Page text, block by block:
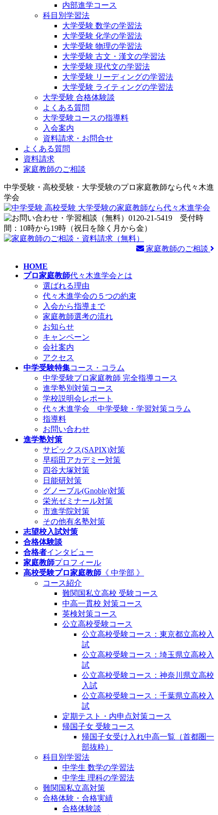
内部進学コース
科目別学習法
大学受験 数学の学習法
大学受験 化学の学習法
大学受験 物理の学習法
大学受験 古文・漢文の学習法
大学受験 現代文の学習法
大学受験 リーディングの学習法
大学受験 ライティングの学習法
大学受験 合格体験談
よくある質問
大学受験コースの指導料
入会案内
資料請求・お問合せ
よくある質問
資料請求
家庭教師のご相談
中学受験・高校受験・大学受験のプロ家庭教師なら代々木進
学会
家庭教師のご相談
HOME
プロ家庭教師代々木進学会とは
選ばれる理由
代々木進学会の５つの約束
入会から指導まで
家庭教師選考の流れ
お知らせ
キャンペーン
会社案内
アクセス
中学受験特集コース・コラム
中学受験プロ家庭教師 完全指導コース
進学塾別対策コース
学校説明会レポート
代々木進学会 中学受験・学習対策コラム
指導料
お問い合わせ
進学塾対策
サピックス(SAPIX)対策
早稲田アカデミー対策
四谷大塚対策
日能研対策
グノーブル(Gnoble)対策
栄光ゼミナール対策
市進学院対策
その他有名塾対策
志望校入試対策
合格体験談
合格者インタビュー
家庭教師プロフィール
高校受験プロ家庭教師 《 中学部 》
コース紹介
難関国私立高校 受験コース
中高一貫校 対策コース
英検対策コース
公立高校受験コース
公立高校受験コース：東京都立高校入
試
公立高校受験コース：埼玉県立高校入
試
公立高校受験コース：神奈川県立高校
入試
公立高校受験コース：千葉県立高校入
試
定期テスト・内申点対策コース
帰国子女 受験コース
帰国子女受け入れ中高一覧（首都圏一
部抜粋）
科目別学習法
中学生 数学の学習法
中学生 理科の学習法
難関国私立高対策
合格体験・合格実績
合格体験談